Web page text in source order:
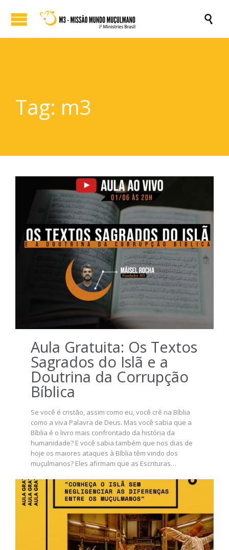

Tag: m3
Aula Gratuita: Os Textos
Sagrados do Islã e a
Doutrina da Corrupção
Bíblica
Se você é cristão, assim como eu, você crê na Bíblia
como a viva Palavra de Deus. Mas você sabia que a
Bíblia é o livro mais confrontado da história da
humanidade? E você sabia também que nos dias de
hoje os maiores ataques à Bíblia têm vindo dos
muçulmanos? Eles afirmam que as Escrituras…